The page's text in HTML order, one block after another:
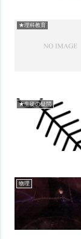
★理科教育
★生徒の疑問
物理